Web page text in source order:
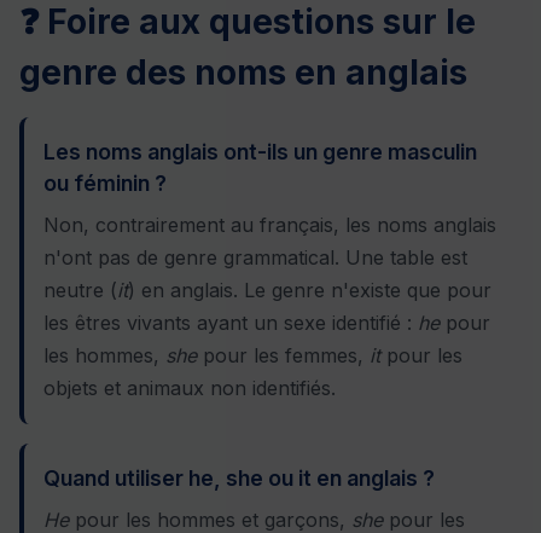
❓ Foire aux questions sur le
genre des noms en anglais
Les noms anglais ont-ils un genre masculin
ou féminin ?
Non, contrairement au français, les noms anglais
n'ont pas de genre grammatical. Une table est
neutre (it) en anglais. Le genre n'existe que pour
les êtres vivants ayant un sexe identifié : hepour
les hommes, shepour les femmes, itpour les
objets et animaux non identifiés.
Quand utiliser he, she ou it en anglais ?
Hepour les hommes et garçons, shepour les